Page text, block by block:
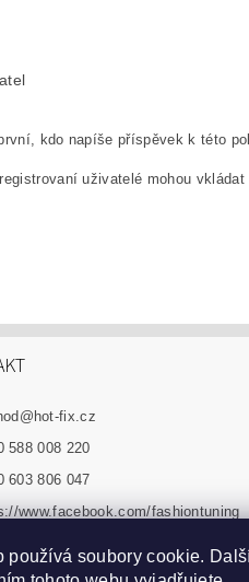
kdo napíše příspěvek k této
uživatelé mohou
@ hot-fix.cz
588 008 220
603 806 047
www.facebook.com/fashiontuning
používá soubory cookie.